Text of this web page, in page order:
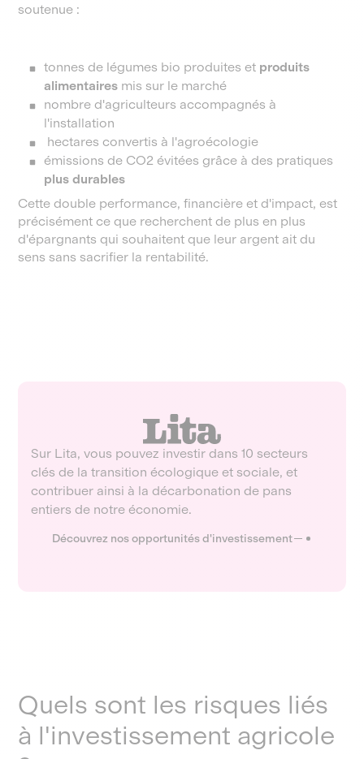
soutenue :
tonnes de légumes bio produites et produits
alimentaires mis sur le marché
nombre d'agriculteurs accompagnés à
l'installation
hectares convertis à l'agroécologie
émissions de CO2 évitées grâce à des pratiques
plus durables
Cette double performance, financière et d'impact, est
précisément ce que recherchent de plus en plus
d'épargnants qui souhaitent que leur argent ait du
sens sans sacrifier la rentabilité.
Sur Lita, vous pouvez investir dans 10 secteurs
clés de la transition écologique et sociale, et
contribuer ainsi à la décarbonation de pans
entiers de notre économie.
Découvrez nos opportunités d'investissement
Quels sont les risques liés
à l'investissement agricole